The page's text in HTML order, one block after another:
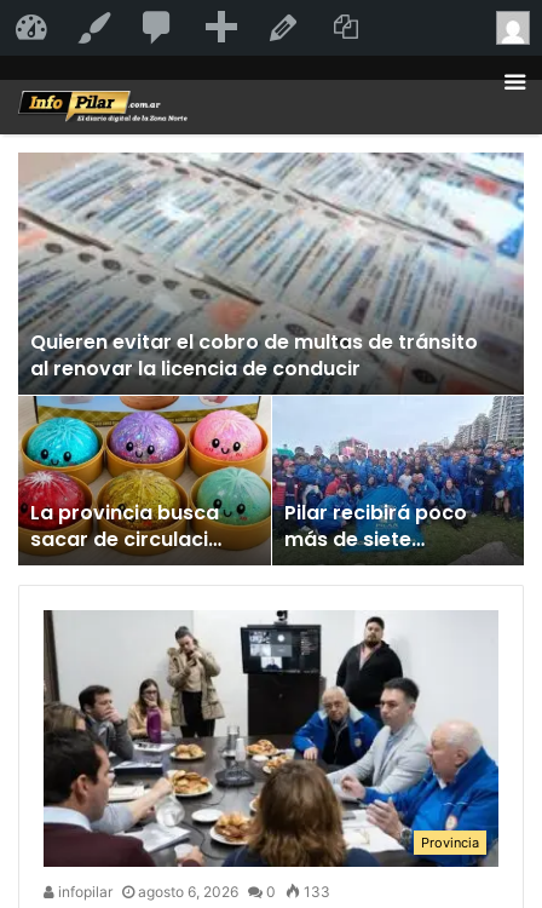
Quieren evitar el cobro de multas de tránsito
al renovar la licencia de conducir
La provincia busca
sacar de circulación
un juguete
«altamente tóxico»
Pilar recibirá poco
más de siete
millones para los
Juegos
Bonaerenses
Provincia
infopilar agosto 6, 2026 0 133
InfoPilar Personalizar
moderación
Añadir Duplicate